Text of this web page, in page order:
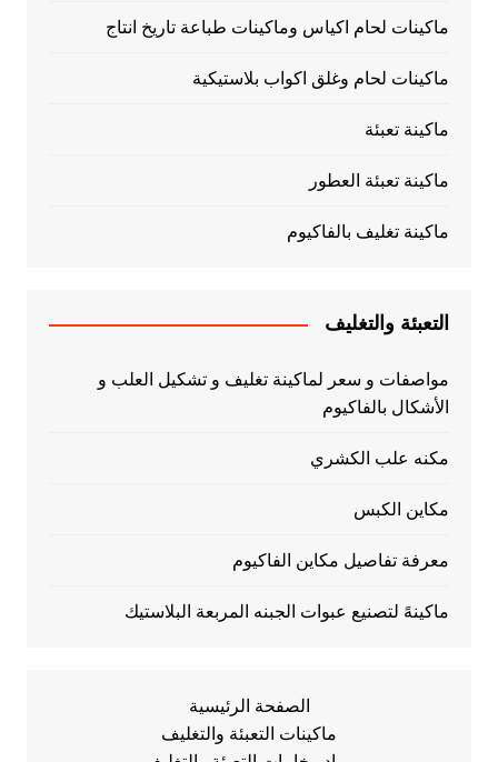
ماكينات لحام اكياس وماكينات طباعة تاريخ انتاج
ماكينات لحام وغلق اكواب بلاستيكية
ماكينة تعبئة
ماكينة تعبئة العطور
ماكينة تغليف بالفاكيوم
التعبئة والتغليف
مواصفات و سعر لماكينة تغليف و تشكيل العلب و
الأشكال بالفاكيوم
مكنه علب الكشري
مكاين الكبس
معرفة تفاصيل مكاين الفاكيوم
ماكينهً لتصنيع عبوات الجبنه المربعة البلاستيك
الصفحة الرئيسية
ماكينات التعبئة والتغليف